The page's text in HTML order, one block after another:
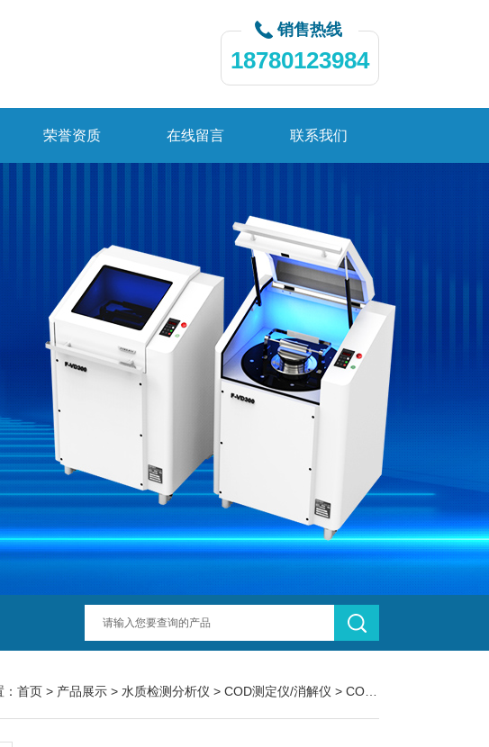
销售热线
18780123984
荣誉资质 在线留言 联系我们
首页 > 产品展示 > 水质检测分析仪 > COD测定仪/消解仪 > COD测定仪